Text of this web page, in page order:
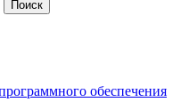
обеспечения